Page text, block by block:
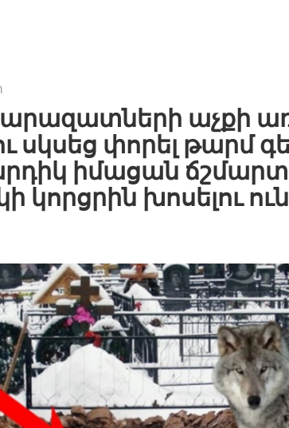
աչքի
սկսեց փորել թարմ
իմացան
կորցրին խոսելու